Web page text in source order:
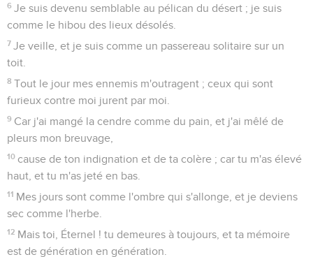
6 Je suis devenu semblable au pélican du désert ; je suis
comme le hibou des lieux désolés.
7 Je veille, et je suis comme un passereau solitaire sur un
toit.
8 Tout le jour mes ennemis m'outragent ; ceux qui sont
furieux contre moi jurent par moi.
9 Car j'ai mangé la cendre comme du pain, et j'ai mêlé de
pleurs mon breuvage,
10 cause de ton indignation et de ta colère ; car tu m'as élevé
haut, et tu m'as jeté en bas.
11 Mes jours sont comme l'ombre qui s'allonge, et je deviens
sec comme l'herbe.
12 Mais toi, Éternel ! tu demeures à toujours, et ta mémoire
est de génération en génération.